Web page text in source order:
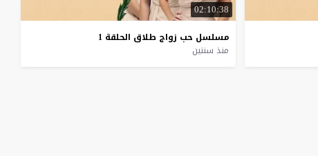
02:10:38
مسلسل حب زواج طلاق الحلقة 1
منذ سنتين